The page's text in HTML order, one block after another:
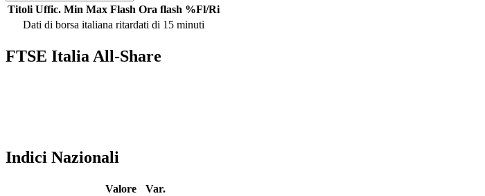
Titoli Uffic. Min Max Flash Ora flash %Fl/Ri
Dati di borsa italiana ritardati di 15 minuti
FTSE Italia All-Share
Indici Nazionali
Valore
Var.